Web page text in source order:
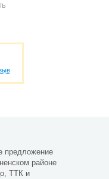
предложение
районе
ТТК и